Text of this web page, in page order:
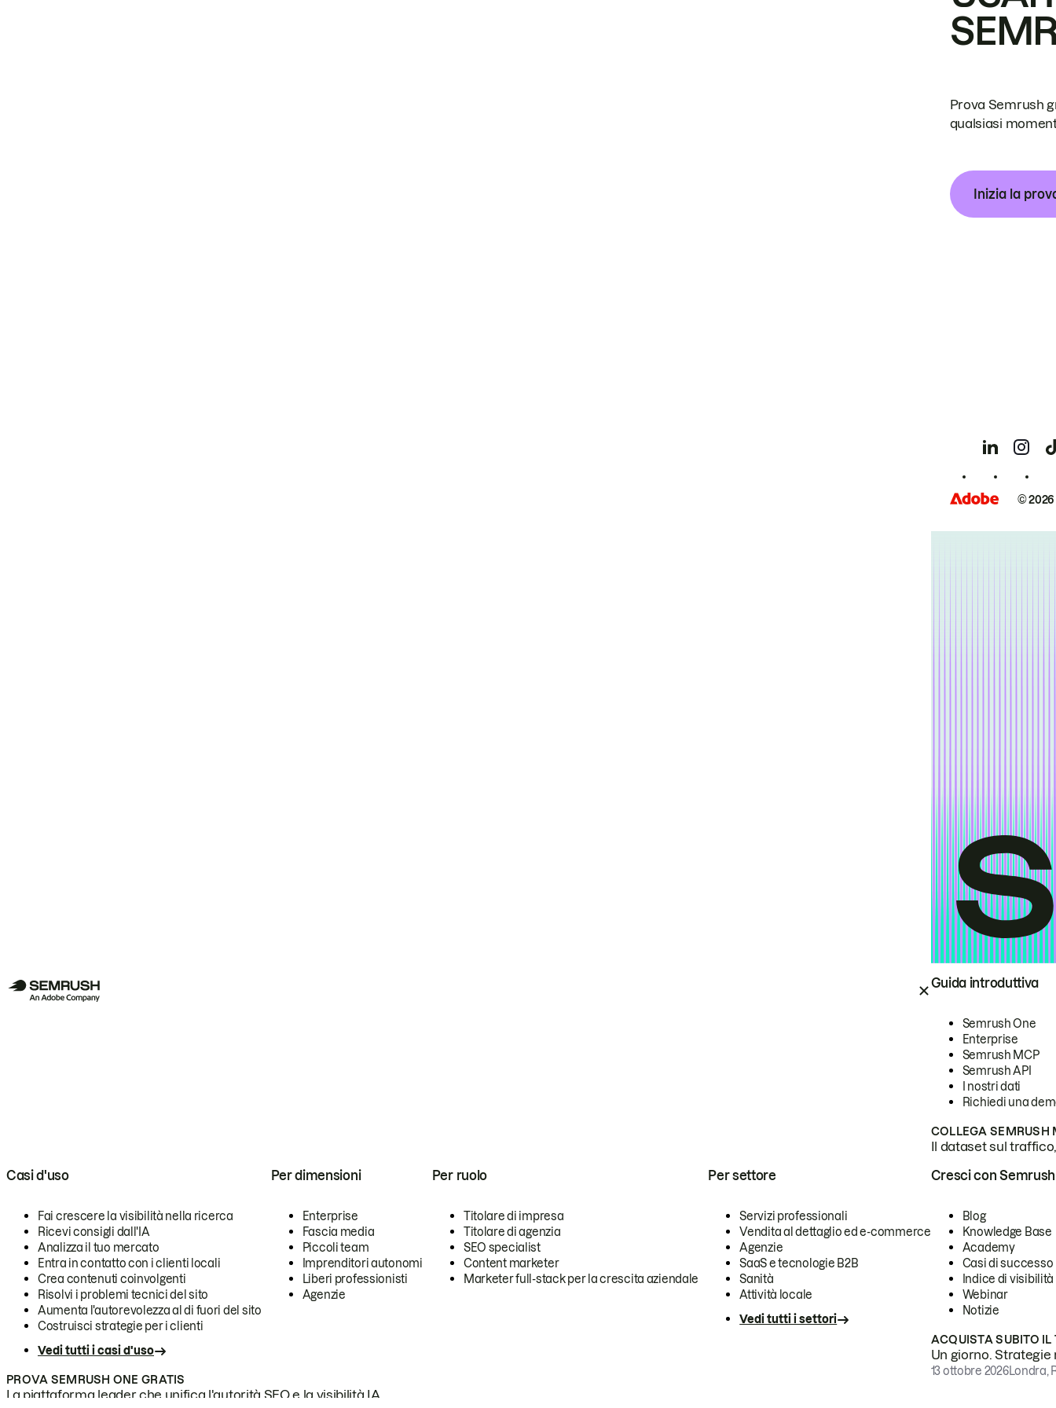
Guida introduttiva
Semrush One
Enterprise
Semrush MCP
Semrush API
I nostri dati
Richiedi una
COLLEGA SEMRUSH
Il dataset sul
Casi d'uso
Fai crescere la visibilità nella ricerca
Ricevi consigli dall'IA
Analizza il tuo mercato
Entra in contatto con i clienti locali
Crea contenuti coinvolgenti
Risolvi i problemi tecnici del sito
Aumenta l'autorevolezza al di fuori del sito
Costruisci strategie per i clienti
Vedi tutti i casi d'uso
Per dimensioni
Enterprise
Fascia media
Piccoli team
Imprenditori autonomi
Liberi professionisti
Agenzie
Per ruolo
Titolare di impresa
Titolare di agenzia
SEO specialist
Content marketer
Marketer full-stack per la crescita aziendale
Per settore
Servizi professionali
Vendita al dettaglio ed e-commerce
Agenzie
SaaS e tecnologie B2B
Sanità
Attività locale
Vedi tutti i settori
PROVA SEMRUSH ONE GRATIS
La piattaforma leader che unifica l'autorità SEO e la visibilità IA.
Cresci con Semrush
Blog
Knowledge Base
Academy
Casi di successo
Indice di visibilità
Webinar
Notizie
ACQUISTA SUBITO IL
Un giorno.
13 ottobre 2026Londra,
Prova Semrush
qualsiasi
Inizia la
©